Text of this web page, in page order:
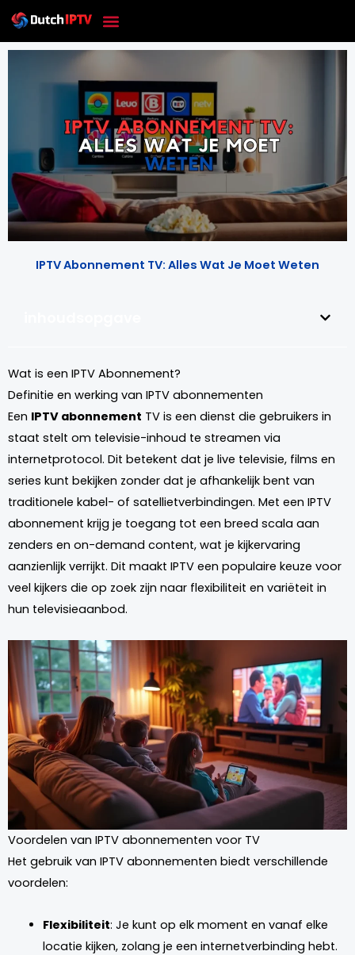
Skip
content
IPTV Abonnement TV: Alles Wat Je Moet Weten
Wat is een IPTV Abonnement?
Definitie en werking van IPTV abonnementen
Een IPTV abonnement TV is een dienst die gebruikers in
staat stelt om televisie-inhoud te streamen via
internetprotocol. Dit betekent dat je live televisie, films en
series kunt bekijken zonder dat je afhankelijk bent van
traditionele kabel- of satellietverbindingen. Met een IPTV
abonnement krijg je toegang tot een breed scala aan
zenders en on-demand content, wat je kijkervaring
aanzienlijk verrijkt. Dit maakt IPTV een populaire keuze voor
veel kijkers die op zoek zijn naar flexibiliteit en variëteit in
hun televisieaanbod.
Voordelen van IPTV abonnementen voor TV
Het gebruik van IPTV abonnementen biedt verschillende
voordelen:
Flexibiliteit: Je kunt op elk moment en vanaf elke
locatie kijken, zolang je een internetverbinding hebt.